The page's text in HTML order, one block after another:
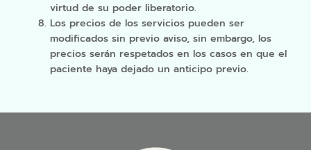
virtud de su poder liberatorio.
Los precios de los servicios pueden ser
modificados sin previo aviso, sin embargo, los
precios serán respetados en los casos en que el
paciente haya dejado un anticipo previo.